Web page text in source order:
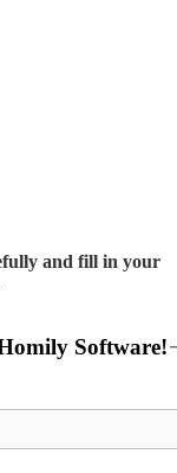
and fill in your
Software!